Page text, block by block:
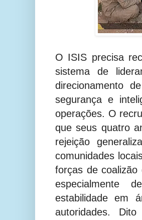
O ISIS precisa
sistema de
direcionamento
segurança e
operações. O
que seus quatro
rejeição
comunidades
forças de
especialmente
estabilidade em
autoridades.